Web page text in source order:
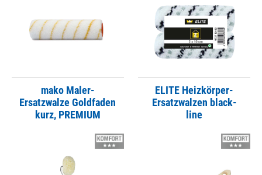
mako Maler-
Ersatzwalze Goldfaden
kurz, PREMIUM
ELITE Heizkörper-
Ersatzwalzen black-
line